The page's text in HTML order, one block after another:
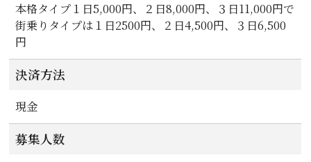
本格タイプ１日5,000円、２日8,000円、３日11,000円で
街乗りタイプは１日2500円、２日4,500円、３日6,500
円
決済方法
現金
募集人数